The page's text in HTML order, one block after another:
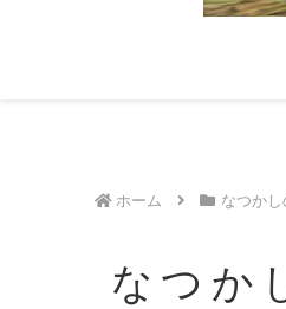
ホーム なつかし
なつか